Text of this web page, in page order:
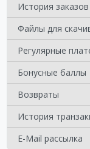
История заказов
Файлы для
Регулярные
Бонусные баллы
Возвраты
История
E-Mail рассылка